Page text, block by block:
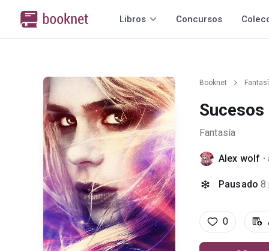
Libros Concursos
Booknet
Fantasía
Alex wolf ·
Pausado 8
0